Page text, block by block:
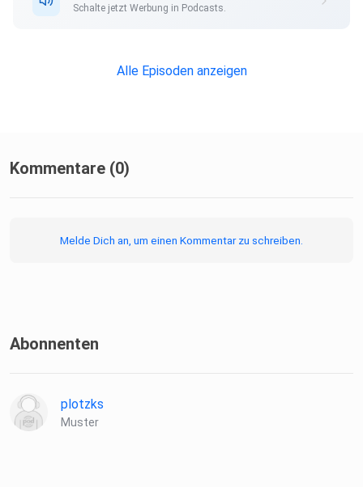
Schalte jetzt Werbung in Podcasts.
Alle Episoden anzeigen
Kommentare (0)
Melde Dich an, um einen Kommentar zu schreiben.
Abonnenten
plotzks
Muster